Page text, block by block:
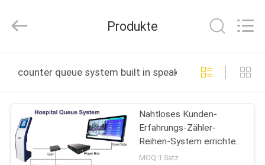
PRODUKTE
ÜBER
UNS
Rights
Reserved.
ECER
Produkte
counter queue system built in speaker online
Nahtloses Kunden-
Erfahrungs-Zähler-
Reihen-System errichtet
im Sprecher
MOQ:1 Satz